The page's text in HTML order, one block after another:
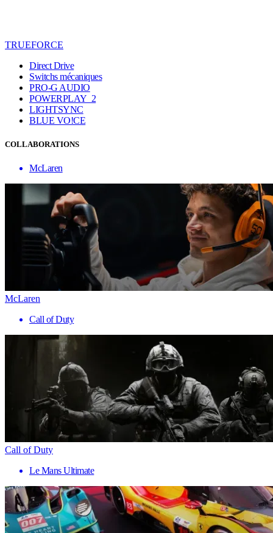
TRUEFORCE
Direct Drive
Switchs mécaniques
PRO-G AUDIO
POWERPLAY 2
LIGHTSYNC
BLUE VO!CE
COLLABORATIONS
McLaren
McLaren
Call of Duty
Call of Duty
Le Mans Ultimate